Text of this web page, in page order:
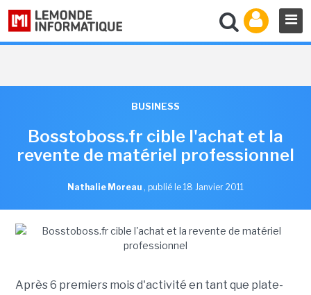
BUSINESS
Bosstoboss.fr cible l'achat et la
revente de matériel professionnel
Nathalie Moreau , publié le 18 Janvier 2011
Après 6 premiers mois d'activité en tant que plate-